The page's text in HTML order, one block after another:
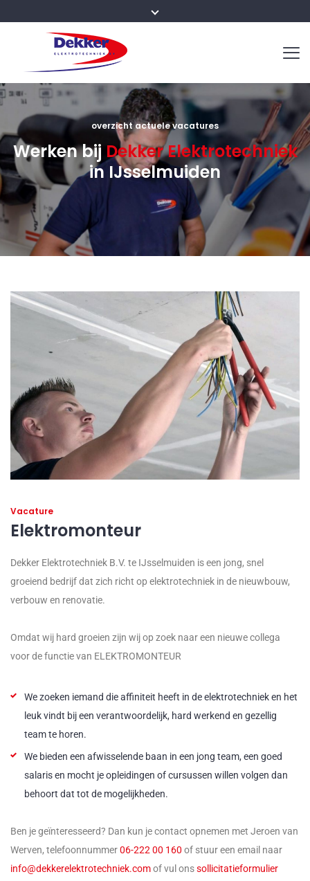
overzicht actuele vacatures
Werken bij Dekker Elektrotechniek
in IJsselmuiden
Vacature
Elektromonteur
Dekker Elektrotechniek B.V. te IJsselmuiden is een jong, snel
groeiend bedrijf dat zich richt op elektrotechniek in de nieuwbouw,
verbouw en renovatie.
Omdat wij hard groeien zijn wij op zoek naar een nieuwe collega
voor de functie van ELEKTROMONTEUR
We zoeken iemand die affiniteit heeft in de elektrotechniek en het
leuk vindt bij een verantwoordelijk, hard werkend en gezellig
team te horen.
We bieden een afwisselende baan in een jong team, een goed
salaris en mocht je opleidingen of cursussen willen volgen dan
behoort dat tot de mogelijkheden.
Ben je geïnteresseerd? Dan kun je contact opnemen met Jeroen van
Werven, telefoonnummer06-222 00 160 of stuur een email naar
info@dekkerelektrotechniek.comof vul onssollicitatieformulier